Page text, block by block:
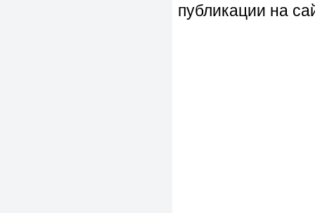
публикации на